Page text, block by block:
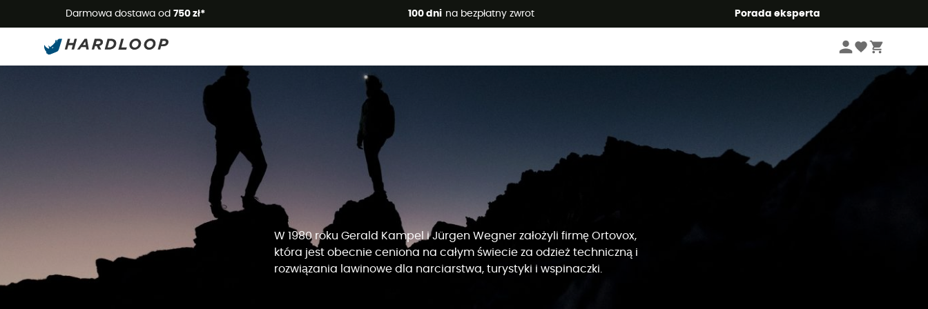
Darmowa dostawa od 750 zł* 100 dni na bezpłatny zwrot Porada eksperta
Letnie promocje 🔥 -5% DODATKOWO przy zakupie 2 produktów*, kod Summer5
W 1980 roku Gerald Kampel i Jürgen Wegner założyli firmę Ortovox,
która jest obecnie ceniona na całym świecie za odzież techniczną i
rozwiązania lawinowe dla narciarstwa, turystyki i wspinaczki.